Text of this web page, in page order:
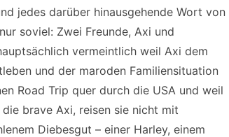
jedes darüber hinausgehende Wort von
soviel: Zwei Freunde, Axi und
vermeintlich weil Axi dem
und der maroden Familiensituation
Road Trip quer durch die USA und weil
brave Axi, reisen sie nicht mit
Diebesgut – einer Harley, einem